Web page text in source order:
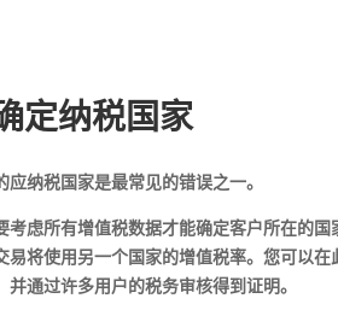
定纳税国家
应纳税国家是最常见的错误之一。
考虑所有增值税数据才能确定客户所在的
易将使用另一个国家的增值税率。您可以
并通过许多用户的税务审核得到证明。